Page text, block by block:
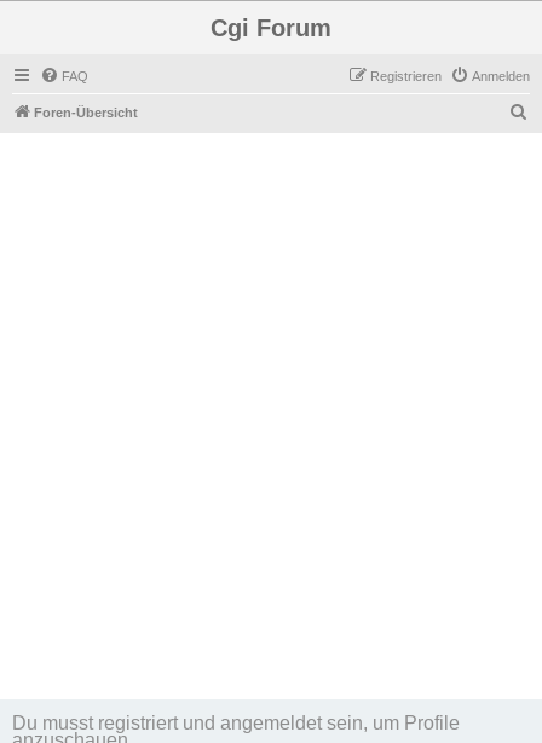
Cgi Forum
FAQ Anmelden
Registrieren
Foren-Übersicht
Du musst registriert und angemeldet sein, um Profile